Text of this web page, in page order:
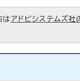
は アドビシステムズ社